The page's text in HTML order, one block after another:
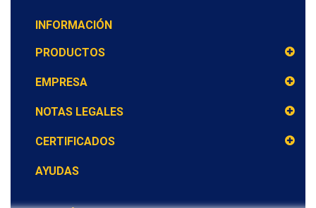
INFORMACIÓN
PRODUCTOS
EMPRESA
NOTAS LEGALES
CERTIFICADOS
AYUDAS